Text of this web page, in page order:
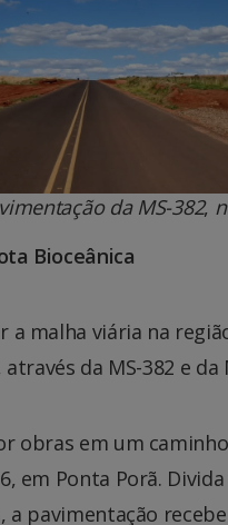
da MS-382,
Bioceânica
malha viária na
através da MS-382 e
obras em um
em Ponta Porã.
pavimentação